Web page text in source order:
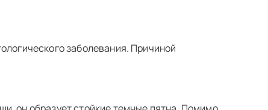
заболевания. Причиной